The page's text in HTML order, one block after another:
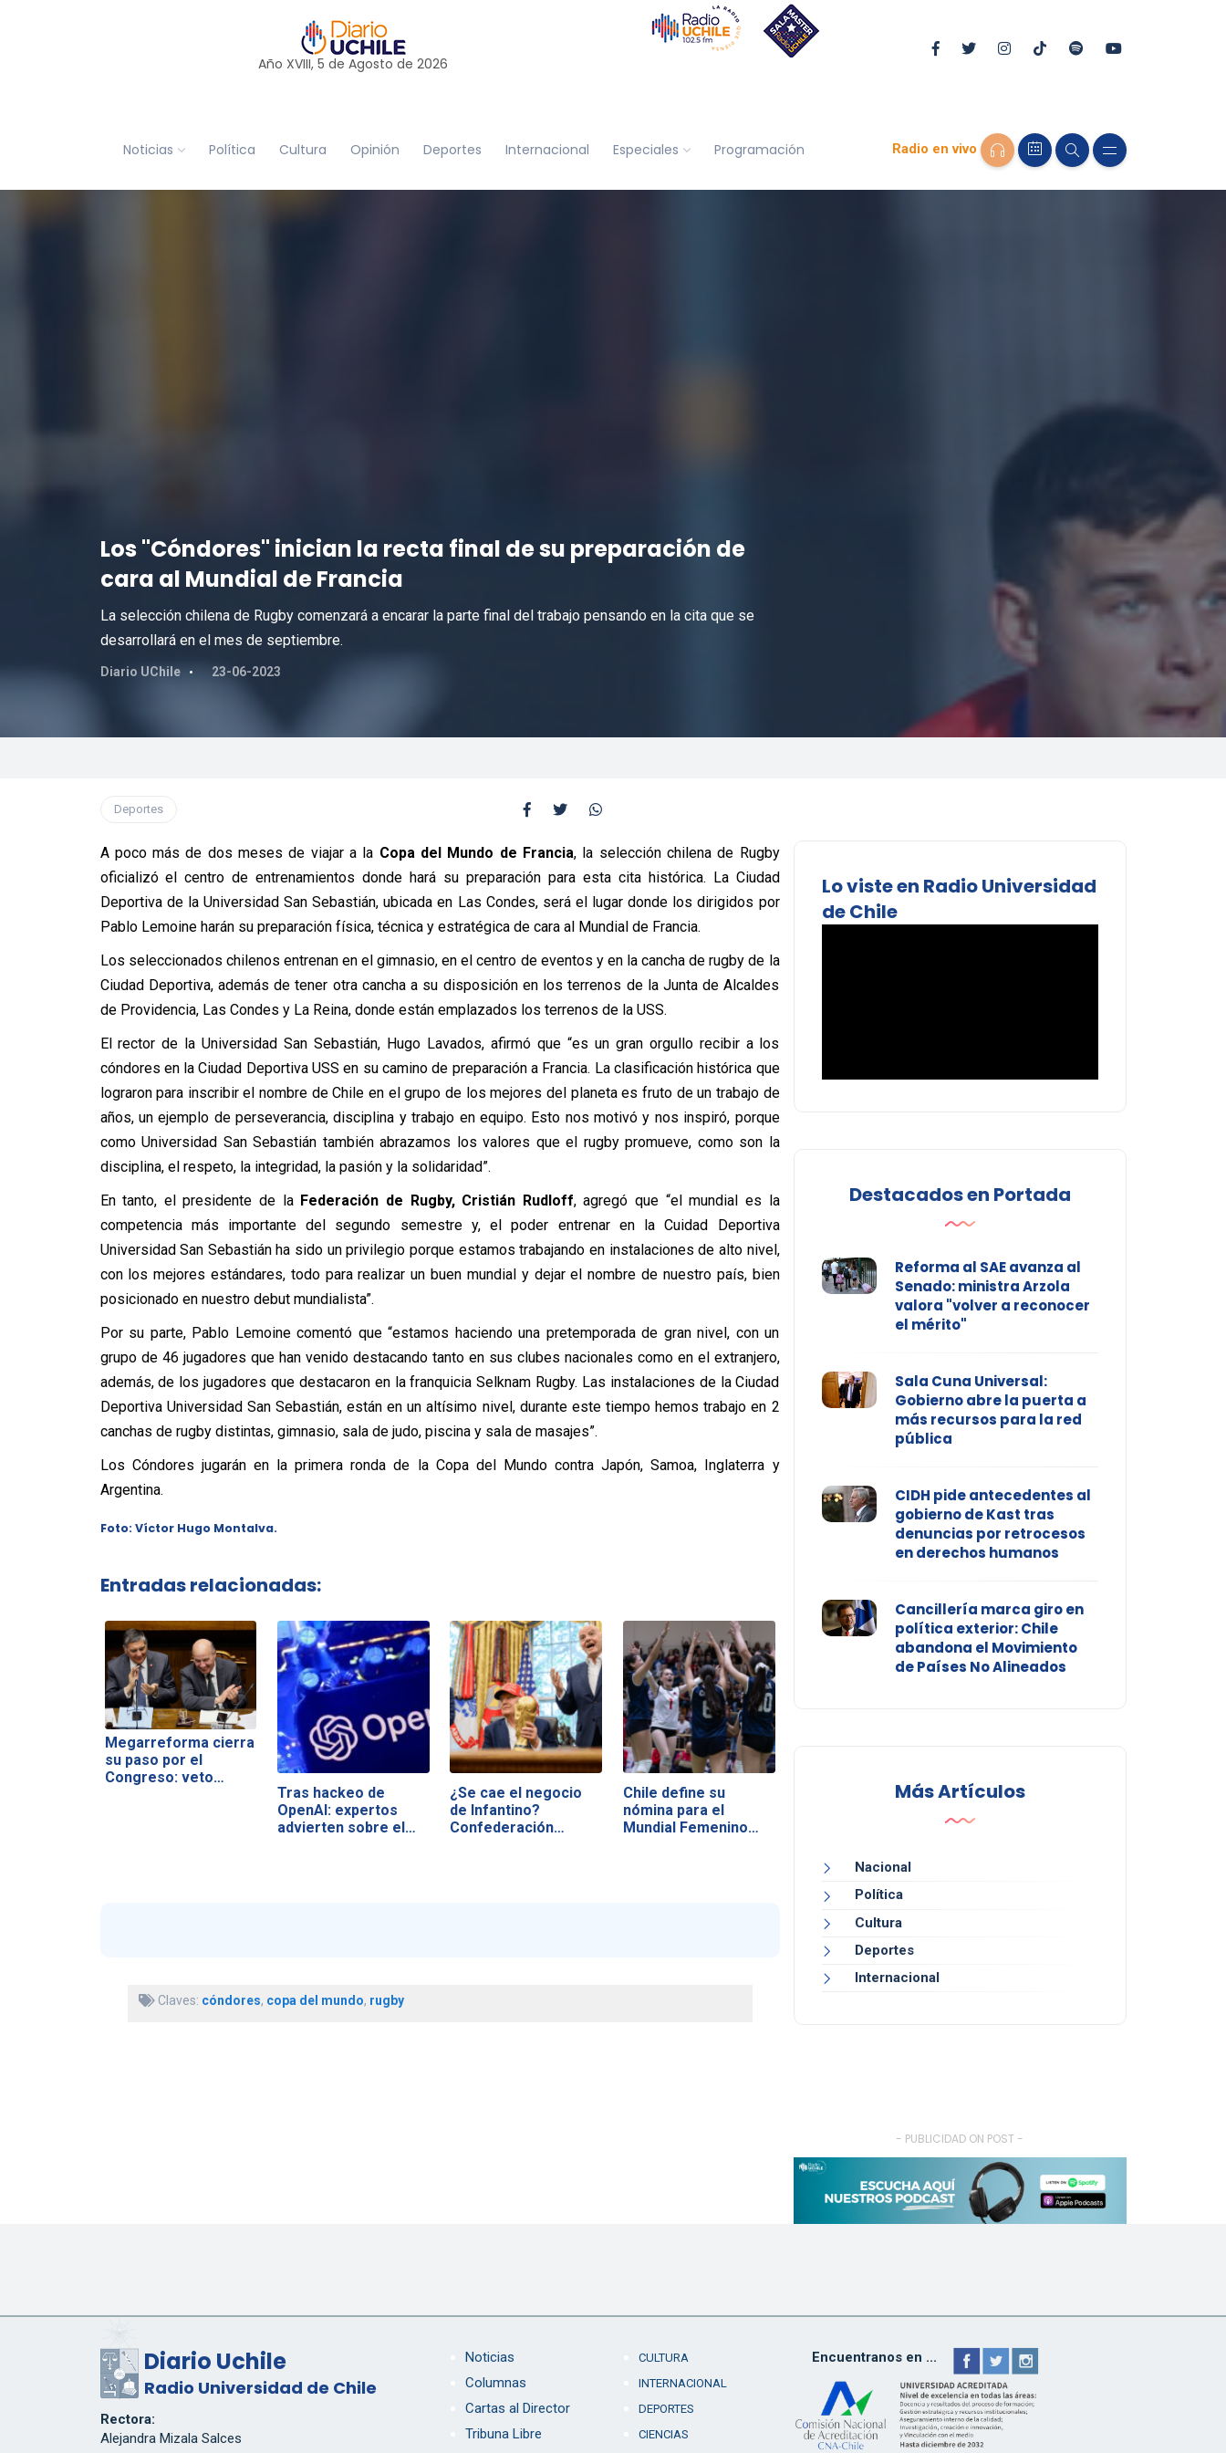
Año XVIII, 5 de Agosto de 2026
Noticias Política Cultura Opinión Deportes Internacional Especiales Programación Radio en vivo
Los "Cóndores" inician la recta final de su preparación de
cara al Mundial de Francia
La selección chilena de Rugby comenzará a encarar la parte final del trabajo pensando en la cita que se
desarrollará en el mes de septiembre.
Diario UChile 23-06-2023
Deportes
A poco más de dos meses de viajar a la Copa del Mundo de Francia, la selección chilena de Rugby
oficializó el centro de entrenamientos donde hará su preparación para esta cita histórica. La Ciudad
Deportiva de la Universidad San Sebastián, ubicada en Las Condes, será el lugar donde los dirigidos por
Pablo Lemoine harán su preparación física, técnica y estratégica de cara al Mundial de Francia.
Los seleccionados chilenos entrenan en el gimnasio, en el centro de eventos y en la cancha de rugby de la
Ciudad Deportiva, además de tener otra cancha a su disposición en los terrenos de la Junta de Alcaldes
de Providencia, Las Condes y La Reina, donde están emplazados los terrenos de la USS.
El rector de la Universidad San Sebastián, Hugo Lavados, afirmó que “es un gran orgullo recibir a los
cóndores en la Ciudad Deportiva USS en su camino de preparación a Francia. La clasificación histórica que
lograron para inscribir el nombre de Chile en el grupo de los mejores del planeta es fruto de un trabajo de
años, un ejemplo de perseverancia, disciplina y trabajo en equipo. Esto nos motivó y nos inspiró, porque
como Universidad San Sebastián también abrazamos los valores que el rugby promueve, como son la
disciplina, el respeto, la integridad, la pasión y la solidaridad”.
En tanto, el presidente de la Federación de Rugby, Cristián Rudloff, agregó que “el mundial es la
competencia más importante del segundo semestre y, el poder entrenar en la Cuidad Deportiva
Universidad San Sebastián ha sido un privilegio porque estamos trabajando en instalaciones de alto nivel,
con los mejores estándares, todo para realizar un buen mundial y dejar el nombre de nuestro país, bien
posicionado en nuestro debut mundialista”.
Por su parte, Pablo Lemoine comentó que “estamos haciendo una pretemporada de gran nivel, con un
grupo de 46 jugadores que han venido destacando tanto en sus clubes nacionales como en el extranjero,
además, de los jugadores que destacaron en la franquicia Selknam Rugby. Las instalaciones de la Ciudad
Deportiva Universidad San Sebastián, están en un altísimo nivel, durante este tiempo hemos trabajo en 2
canchas de rugby distintas, gimnasio, sala de judo, piscina y sala de masajes”.
Los Cóndores jugarán en la primera ronda de la Copa del Mundo contra Japón, Samoa, Inglaterra y
Argentina.
Foto: Víctor Hugo Montalva.
Entradas relacionadas:
Megarreforma cierra
su paso por el
Congreso: veto…
Tras hackeo de
OpenAI: expertos
advierten sobre el…
¿Se cae el negocio
de Infantino?
Confederación…
Chile define su
nómina para el
Mundial Femenino
Claves: cóndores, copa del mundo, rugby
Lo viste en Radio Universidad
de Chile
Destacados en Portada
Reforma al SAE avanza al
Senado: ministra Arzola
valora "volver a reconocer
el mérito"
Sala Cuna Universal:
Gobierno abre la puerta a
más recursos para la red
pública
CIDH pide antecedentes al
gobierno de Kast tras
denuncias por retrocesos
en derechos humanos
Cancillería marca giro en
política exterior: Chile
abandona el Movimiento
de Países No Alineados
Más Artículos
Nacional
Política
Cultura
Deportes
Internacional
- PUBLICIDAD ON POST -
Diario Uchile
Radio Universidad de Chile
Rectora:
Alejandra Mizala Salces
Noticias
Columnas
Cartas al Director
Tribuna Libre
CULTURA
INTERNACIONAL
DEPORTES
CIENCIAS
Encuentranos en ...